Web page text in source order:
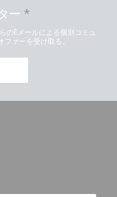
ー *
のEメールによる個別コミュ
ァーを受け取る。